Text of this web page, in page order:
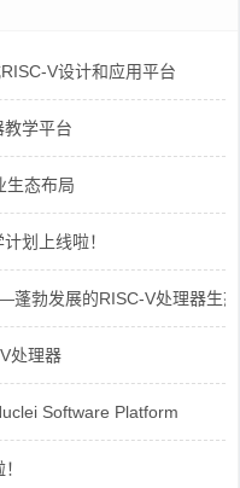
V设计和应用平台
学平台
生态布局
划上线啦！
勃发展的RISC-V处理器生态
处理器
Software Platform